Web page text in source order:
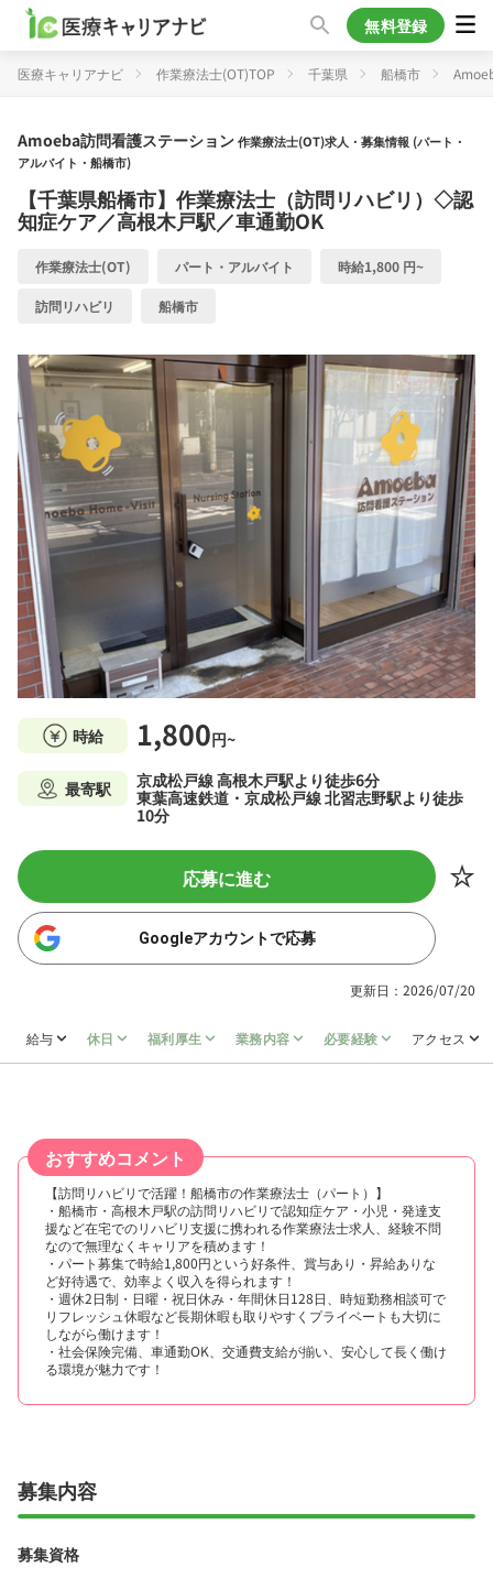
無料登録
医療キャリアナビ 作業療法士(OT)TOP 千葉県 船橋市
Amoeba訪問看護ステーション作業療法士(OT)求人・募集情報 (パート・
アルバイト・船橋市)
【千葉県船橋市】作業療法士（訪問リハビリ）◇認
知症ケア／高根木戸駅／車通勤OK
作業療法士(OT) パート・アルバイト 時給1,800 円~
訪問リハビリ 船橋市
時給 1,800円~
最寄駅
京成松戸線 高根木戸駅より徒歩6分
東葉高速鉄道・京成松戸線 北習志野駅より徒歩
10分
応募に進む
Googleアカウントで応募
更新日：2026/07/20
給与 休日 福利厚生 業務内容 必要経験 アクセス
おすすめコメント
【訪問リハビリで活躍！船橋市の作業療法士（パート）】
・船橋市・高根木戸駅の訪問リハビリで認知症ケア・小児・発達支
援など在宅でのリハビリ支援に携われる作業療法士求人、経験不問
なので無理なくキャリアを積めます！
・パート募集で時給1,800円という好条件、賞与あり・昇給ありな
ど好待遇で、効率よく収入を得られます！
・週休2日制・日曜・祝日休み・年間休日128日、時短勤務相談可で
リフレッシュ休暇など長期休暇も取りやすくプライベートも大切に
しながら働けます！
・社会保険完備、車通勤OK、交通費支給が揃い、安心して長く働け
る環境が魅力です！
募集内容
募集資格